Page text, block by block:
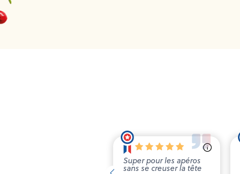
Super pour les apéros
sans se creuser la tête